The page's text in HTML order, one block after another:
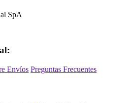
SpA
Envíos Preguntas Frecuentes